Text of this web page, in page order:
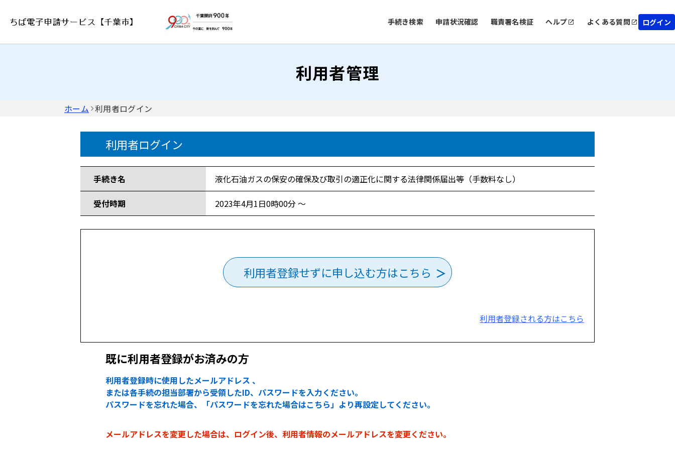
手続き検索 申請状況確認 職責署名検証 ヘルプ よくある質問 ログイン
利用者管理
ホーム 利用者ログイン
利用者ログイン
手続き名 液化石油ガスの保安の確保及び取引の適正化に関する法律関係届出等（手数料なし）
受付時期 2023年4月1日0時00分 ～
利用者登録せずに申し込む方はこちら
利用者登録される方はこちら
既に利用者登録がお済みの方
利用者登録時に使用したメールアドレス 、
または各手続の担当部署から受領したID、パスワードを入力ください。
パスワードを忘れた場合、「パスワードを忘れた場合はこちら」より再設定してください。
メールアドレスを変更した場合は、ログイン後、利用者情報のメールアドレスを変更ください。